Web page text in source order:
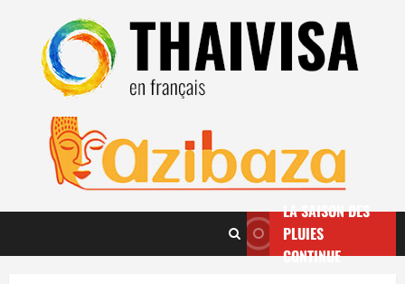
contenu
LA SAISON DES
PLUIES
CONTINUE